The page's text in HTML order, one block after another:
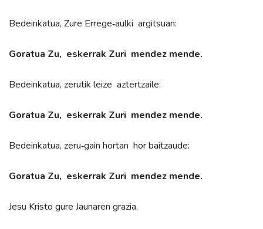
Bedeinkatua, Zure Errege‑aulki argitsuan:
Goratua Zu, eskerrak Zuri mendez mende.
Bedeinkatua, zerutik leize aztertzaile:
Goratua Zu, eskerrak Zuri mendez mende.
Bedeinkatua, zeru‑gain hortan hor baitzaude:
Goratua Zu, eskerrak Zuri mendez mende.
Jesu Kristo gure Jaunaren grazia,